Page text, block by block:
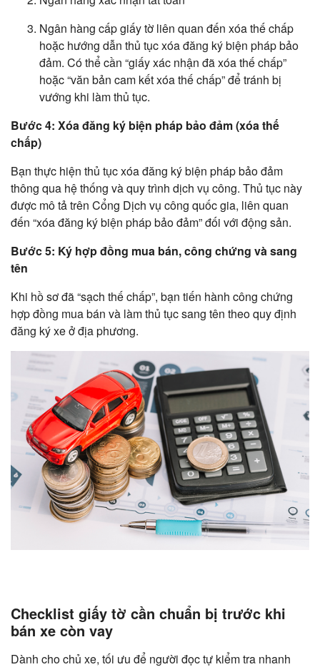
Ngân hàng cấp giấy tờ liên quan đến xóa thế chấp
hoặc hướng dẫn thủ tục xóa đăng ký biện pháp bảo
đảm. Có thể cần “giấy xác nhận đã xóa thế chấp”
hoặc “văn bản cam kết xóa thế chấp” để tránh bị
vướng khi làm thủ tục.
Bước 4: Xóa đăng ký biện pháp bảo đảm (xóa thế
chấp)
Bạn thực hiện thủ tục xóa đăng ký biện pháp bảo đảm
thông qua hệ thống và quy trình dịch vụ công. Thủ tục này
được mô tả trên Cổng Dịch vụ công quốc gia, liên quan
đến “xóa đăng ký biện pháp bảo đảm” đối với động sản.
Bước 5: Ký hợp đồng mua bán, công chứng và sang
tên
Khi hồ sơ đã “sạch thế chấp”, bạn tiến hành công chứng
hợp đồng mua bán và làm thủ tục sang tên theo quy định
đăng ký xe ở địa phương.
Checklist giấy tờ cần chuẩn bị trước khi
bán xe còn vay
Dành cho chủ xe, tối ưu để người đọc tự kiểm tra nhanh